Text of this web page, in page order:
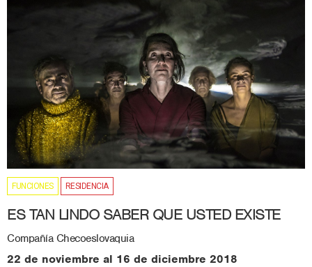
FUNCIONES RESIDENCIA
ES TAN LINDO SABER QUE USTED EXISTE
Compañía Checoeslovaquia
22 de noviembre al 16 de diciembre 2018